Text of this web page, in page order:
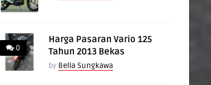
0
Harga Pasaran Vario 125
Tahun 2013 Bekas
by Bella Sungkawa